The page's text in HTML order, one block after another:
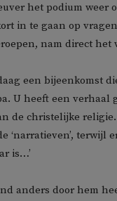
het podium weer
in te gaan op
nam direct het
een bijeenkomst
U heeft een verhaal
de christelijke
‘narratieven’, terwijl
is…’
anders door hem